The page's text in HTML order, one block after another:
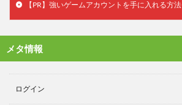
【PR】強いゲームアカウントを手に入れる方法
メタ情報
ログイン